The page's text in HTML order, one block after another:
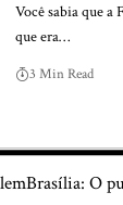
Você sabia que
que era…
3 Min Read
O